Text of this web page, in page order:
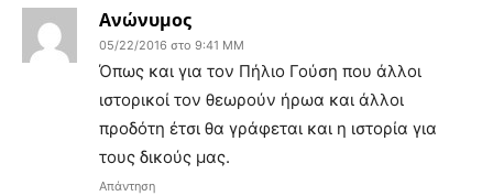
Ανώνυμος
05/22/2016 στο 9:41 ΜΜ
Όπως και για τον Πήλιο Γούση που άλλοι
ιστορικοί τον θεωρούν ήρωα και άλλοι
προδότη έτσι θα γράφεται και η ιστορία για
τους δικούς μας.
Απάντηση